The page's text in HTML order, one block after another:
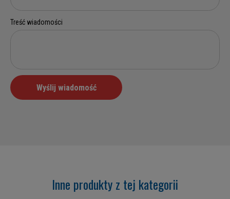
Inne produkty z tej kategorii